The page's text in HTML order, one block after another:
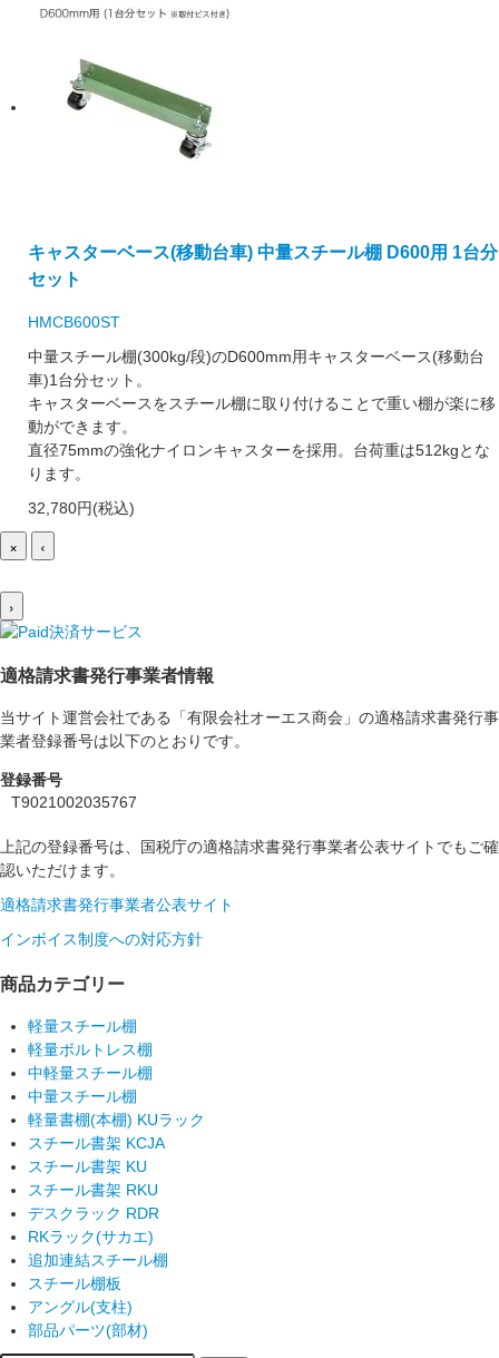
キャスターベース(移動台車) 中量スチール棚 D600用 1台分
セット
HMCB600ST
中量スチール棚(300kg/段)のD600mm用キャスターベース(移動台
車)1台分セット。
キャスターベースをスチール棚に取り付けることで重い棚が楽に移
動ができます。
直径75mmの強化ナイロンキャスターを採用。台荷重は512kgとな
ります。
32,780円(税込)
× ‹
›
適格請求書発行事業者情報
当サイト運営会社である「有限会社オーエス商会」の適格請求書発行事
業者登録番号は以下のとおりです。
登録番号
T9021002035767
上記の登録番号は、国税庁の適格請求書発行事業者公表サイトでもご確
認いただけます。
適格請求書発行事業者公表サイト
インボイス制度への対応方針
商品カテゴリー
軽量スチール棚
軽量ボルトレス棚
中軽量スチール棚
中量スチール棚
軽量書棚(本棚) KUラック
スチール書架 KCJA
スチール書架 KU
スチール書架 RKU
デスクラック RDR
RKラック(サカエ)
追加連結スチール棚
スチール棚板
アングル(支柱)
部品パーツ(部材)